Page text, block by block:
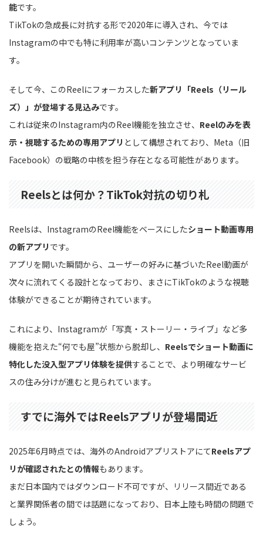
能です。
TikTokの急成長に対抗する形で2020年に導入され、今では
Instagramの中でも特に利用率が高いコンテンツとなっていま
す。
そして今、このReelにフォーカスした新アプリ「Reels（リール
ズ）」が登場する見込みです。
これは従来のInstagram内のReel機能を独立させ、 Reelのみを表
示・視聴するための専用アプリ として構想されており、Meta（旧
Facebook）の戦略の中核を担う存在となる可能性があります。
Reelsとは何か？TikTok対抗の切り札
Reelsは、InstagramのReel機能をベースにしたショート動画専用
の新アプリ です。
アプリを開いた瞬間から、ユーザーの好みに基づいたReel動画が
次々に流れてくる設計となっており、まさにTikTokのような視聴
体験ができることが期待されています。
これにより、Instagramが「写真・ストーリー・ライブ」など多
機能を抱えた“何でも屋”状態から脱却し、 Reelsでショート動画に
特化した没入型アプリ体験を提供することで、より明確なサービ
スの住み分けが進むと見られています。
すでに海外ではReelsアプリが登場間近
2025年6月時点では、海外のAndroidアプリストアにてReelsアプ
リが確認されたとの情報もあります。
まだ日本国内ではダウンロード不可ですが、リリース間近である
と業界関係者の間では話題になっており、日本上陸も時間の問題で
しょう。